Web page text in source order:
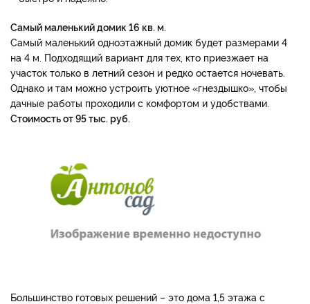
Самый маленький домик 16 кв. м.
Самый маленький одноэтажный домик будет размерами 4
на 4 м. Подходящий вариант для тех, кто приезжает на
участок только в летний сезон и редко остается ночевать.
Однако и там можно устроить уютное «гнездышко», чтобы
дачные работы проходили с комфортом и удобствами.
Стоимость от 95 тыс. руб.
Большинство готовых решений – это дома 1,5 этажа с